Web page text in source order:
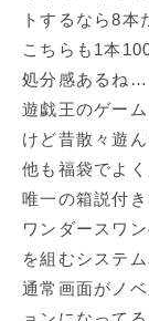
トするなら8本
こちらも1本
処分感あるね
遊戯王のゲー
けど昔散々遊ん
他も福袋でよく
唯一の箱説付
ワンダースワ
を組むシステム
通常画面がノ